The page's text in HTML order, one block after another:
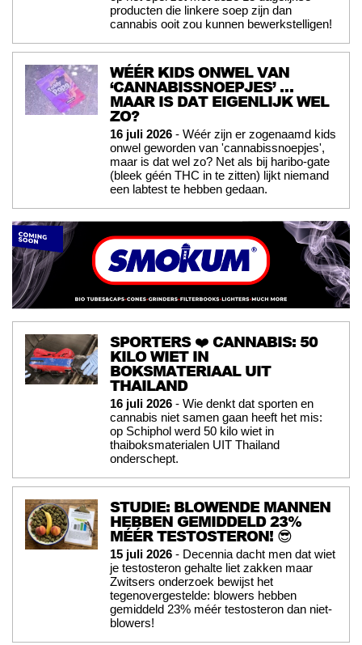
producten die linkere soep zijn dan
cannabis ooit zou kunnen bewerkstelligen!
WÉÉR KIDS ONWEL VAN
‘CANNABISSNOEPJES’ …
MAAR IS DAT EIGENLIJK WEL
ZO?
16 juli 2026 - Wéér zijn er zogenaamd kids
onwel geworden van 'cannabissnoepjes',
maar is dat wel zo? Net als bij haribo-gate
(bleek géén THC in te zitten) lijkt niemand
een labtest te hebben gedaan.
SPORTERS ❤️ CANNABIS: 50
KILO WIET IN
BOKSMATERIAAL UIT
THAILAND
16 juli 2026 - Wie denkt dat sporten en
cannabis niet samen gaan heeft het mis:
op Schiphol werd 50 kilo wiet in
thaiboksmaterialen UIT Thailand
onderschept.
STUDIE: BLOWENDE MANNEN
HEBBEN GEMIDDELD 23%
MÉÉR TESTOSTERON! 😎
15 juli 2026 - Decennia dacht men dat wiet
je testosteron gehalte liet zakken maar
Zwitsers onderzoek bewijst het
tegenovergestelde: blowers hebben
gemiddeld 23% méér testosteron dan niet-
blowers!